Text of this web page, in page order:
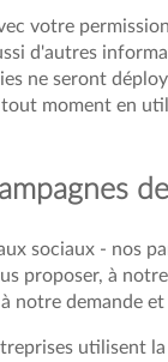
votre
d'autres
ne seront
moment en
sociaux - nos
proposer, à
notre demande
utilisent